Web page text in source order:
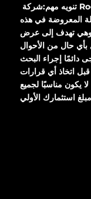
تنويه مهم:شركة Rock-West لا تقدم نصائح مالية أو توصيات
المعروضة في هذه
تهدف إلى عرض
حال من الأحوال
دائمًا إجراء البحث
اتخاذ أي قرارات
يكون مناسبًا لجميع